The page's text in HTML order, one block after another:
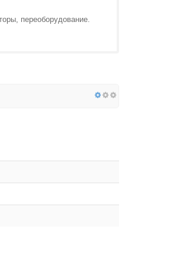
переоборудование.